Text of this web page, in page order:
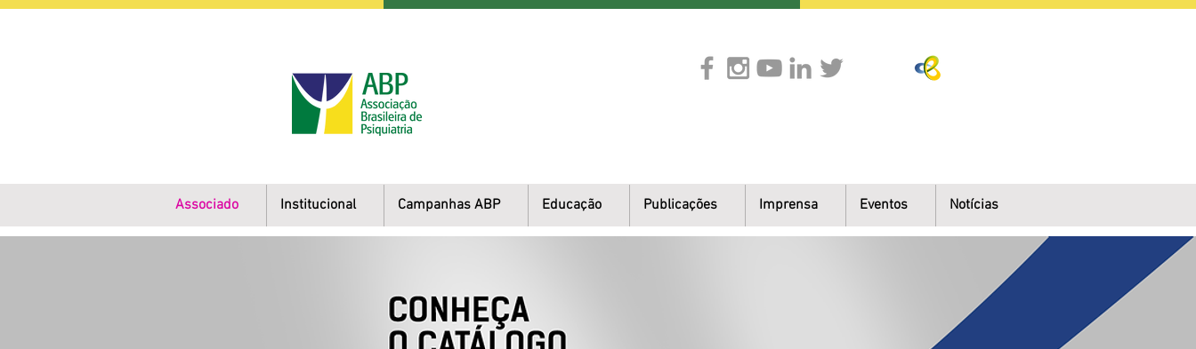
Associado Institucional Campanhas ABP Educação Publicações Imprensa Eventos Notícias